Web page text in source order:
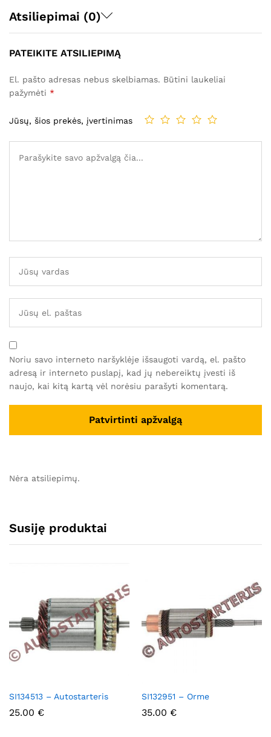
Atsiliepimai (0)
PATEIKITE ATSILIEPIMĄ
El. pašto adresas nebus skelbiamas. Būtini laukeliai
pažymėti *
Jūsų, šios prekės, įvertinimas
Noriu savo interneto naršyklėje išsaugoti vardą, el. pašto
adresą ir interneto puslapį, kad jų nebereiktų įvesti iš
naujo, kai kitą kartą vėl norėsiu parašyti komentarą.
Nėra atsiliepimų.
Susiję produktai
SI134513 – Autostarteris
25.00 €
SI132951 – Orme
35.00 €